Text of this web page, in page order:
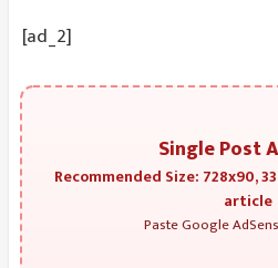
[ad_2]
Single Post
Recommended Size: 728x90,
article
Paste Google